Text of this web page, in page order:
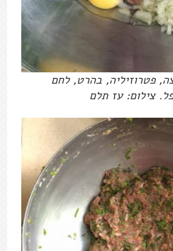
פטרוזיליה, בהרט, לחם
צילום: עז תלם